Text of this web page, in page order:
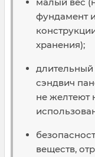
фундамент
хранения);
сэндвич
не желтеют
веществ,